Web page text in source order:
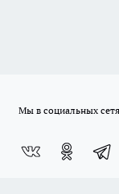
Мы в социальных